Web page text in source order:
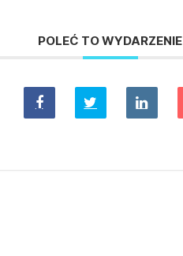
POLEĆ TO WYDARZENIE